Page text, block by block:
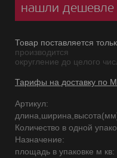
нашли дешевле
Товар поставляется
производится
округление до целого
Тарифы на доставку по
Артикул:
Количество в одной
Назначение:
площадь в упаковке м кв: